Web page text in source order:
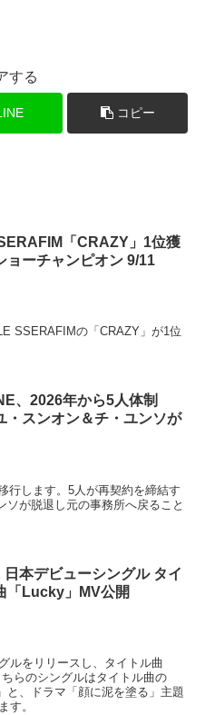
する
コピー
「CRAZY」1位獲
ョーチャンピオン 9/11
SSERAFIMの「CRAZY」が1位
、2026年から5人体制
スンオン＆チ・ユンソが
行します。5人が再契約を締結す
ソが脱退し元の事務所へ戻ること
日本デビューシングル タイ
「Lucky」MV公開
ルをリリースし、タイトル曲
らのシングルはタイトル曲の
と、ドラマ「顔に泥を塗る」主題
す。